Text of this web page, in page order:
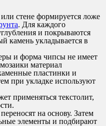
стене формируется ложе
. Для каждого
и покрываются
камень укладывается в
и форма чипсы не имеет
материал
пластинки и
при укладке используют
применяться текстолит,
на основу. Затем
элементы и подбирают